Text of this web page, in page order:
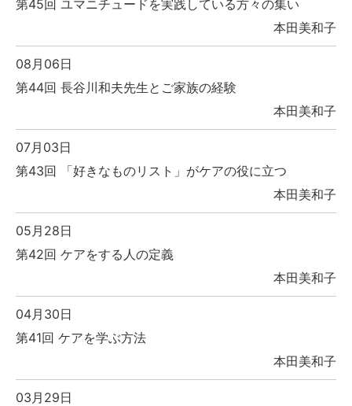
第45回 ユマニチュードを実践している方々の集い
本田美和子
08月06日
第44回 長谷川和夫先生とご家族の経験
本田美和子
07月03日
第43回 「好きなものリスト」がケアの役に立つ
本田美和子
05月28日
第42回 ケアをする人の定義
本田美和子
04月30日
第41回 ケアを学ぶ方法
本田美和子
03月29日